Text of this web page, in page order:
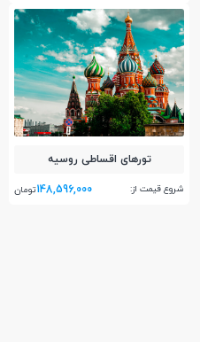
تور‌های اقساطی روسیه
شروع قیمت از: 148,596,000تومان